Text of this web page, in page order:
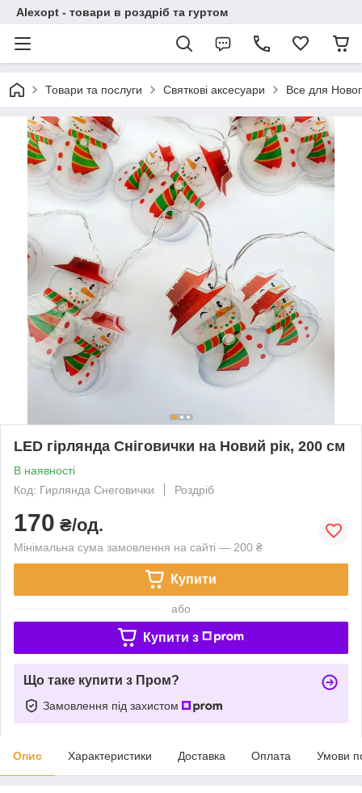
Alexopt - товари в роздріб та гуртом
Товари та послуги Святкові аксесуари Все для
LED гірлянда Сніговички на Новий рік, 200 см
В наявності
Код: Гирлянда Снеговички
Роздріб
170 ₴/од.
Мінімальна сума замовлення на сайті — 200 ₴
Купити
або
Купити з
Що таке купити з Пром?
Замовлення під захистом
Опис Характеристики Доставка Оплата Умови